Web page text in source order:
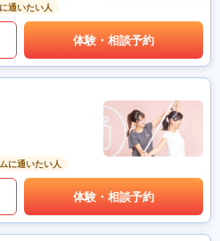
通いたい人
体験・相談予約
に通いたい人
体験・相談予約